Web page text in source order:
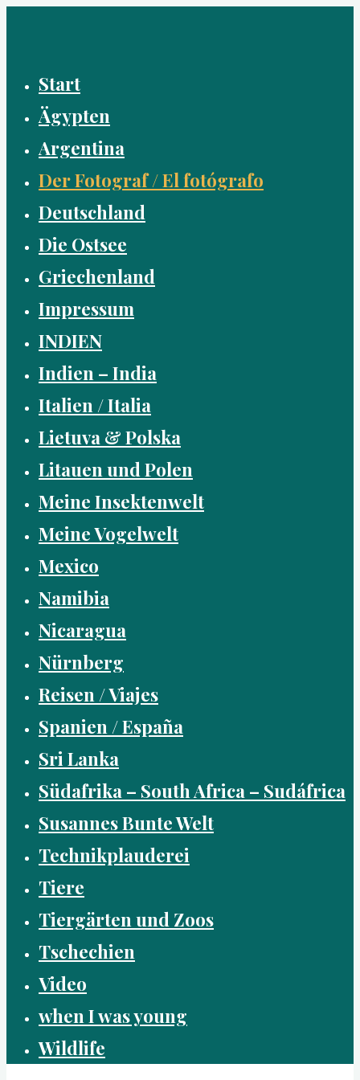
Start
Ägypten
Argentina
Der Fotograf / El fotógrafo
Deutschland
Die Ostsee
Griechenland
Impressum
INDIEN
Indien – India
Italien / Italia
Lietuva & Polska
Litauen und Polen
Meine Insektenwelt
Meine Vogelwelt
Mexico
Namibia
Nicaragua
Nürnberg
Reisen / Viajes
Spanien / España
Sri Lanka
Südafrika – South Africa – Sudáfrica
Susannes Bunte Welt
Technikplauderei
Tiere
Tiergärten und Zoos
Tschechien
Video
when I was young
Wildlife